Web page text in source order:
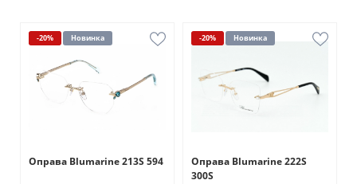
-20% Новинка
Оправа Blumarine 213S 594
-20% Новинка
Оправа Blumarine 222S
300S